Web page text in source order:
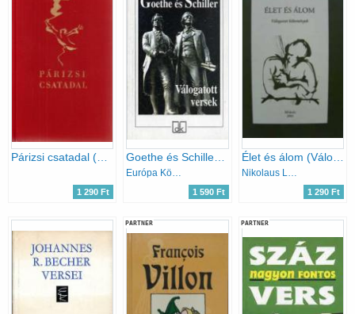
1 290 Ft 1 590 Ft
Élet és álom (Válogatott költemények)
1 290 Ft
PARTNER PARTNER